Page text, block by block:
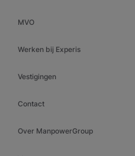
MVO
Werken bij Experis
Vestigingen
Contact
Over ManpowerGroup